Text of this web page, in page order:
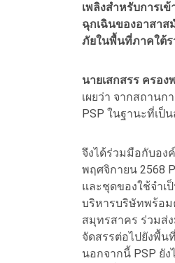
เพลิงสำหรับการเ
ฉุกเฉินของอาสาส
ภัยในพื้นที่ภาคใต้
นายเสกสรร ครอ
เผยว่า จากสถาน
PSP ในฐานะที่เ
จึงได้ร่วมมือกับอง
พฤศจิกายน 2568
และชุดของใช้จำเ
บริหารบริษัทพร้อม
สมุทรสาคร ร่วมส่
จัดสรรต่อไปยังพื้น
นอกจากนี้ PSP ยั